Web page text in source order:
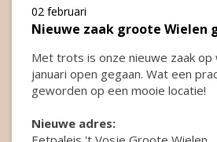
02 februari
Nieuwe zaak groote Wielen
Met trots is onze nieuwe zaak op
januari open gegaan. Wat een
geworden op een mooie locatie!
Nieuwe adres: